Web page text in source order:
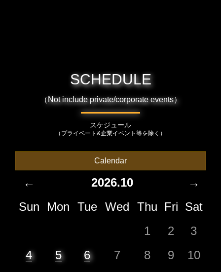
SCHEDULE
（Not include private/corporate events）
スケジュール
（プライベート&企業イベント等を除く）
Calendar
← 2026.10
→
Sun
Mon Tue Wed Thu Fri Sat
1
2
3
4
5 6 7 8 9
10